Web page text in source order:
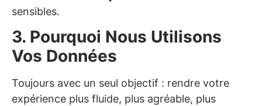
sensibles.
3. Pourquoi Nous Utilisons
Vos Données
Toujours avec un seul objectif : rendre votre
expérience plus fluide, plus agréable, plus